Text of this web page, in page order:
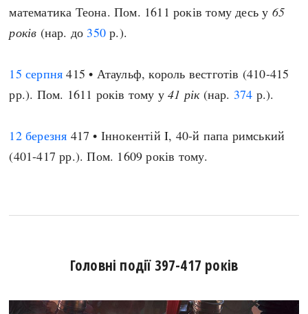
математика Теона. Пом. 1611 років тому десь у 65
років (нар. до 350 р.).
15 серпня 415 • Атаульф, король вестготів (410-415
рр.). Пом. 1611 років тому у41 рік(нар. 374 р.).
12 березня 417 • Іннокентій I, 40-й папа римський
(401-417 рр.). Пом. 1609 років тому.
Головні події 397-417 років